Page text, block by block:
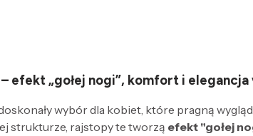
efekt „gołej nogi”, komfort i
wybór dla kobiet, które pragną
strukturze, rajstopy te tworzą efekt "gołej